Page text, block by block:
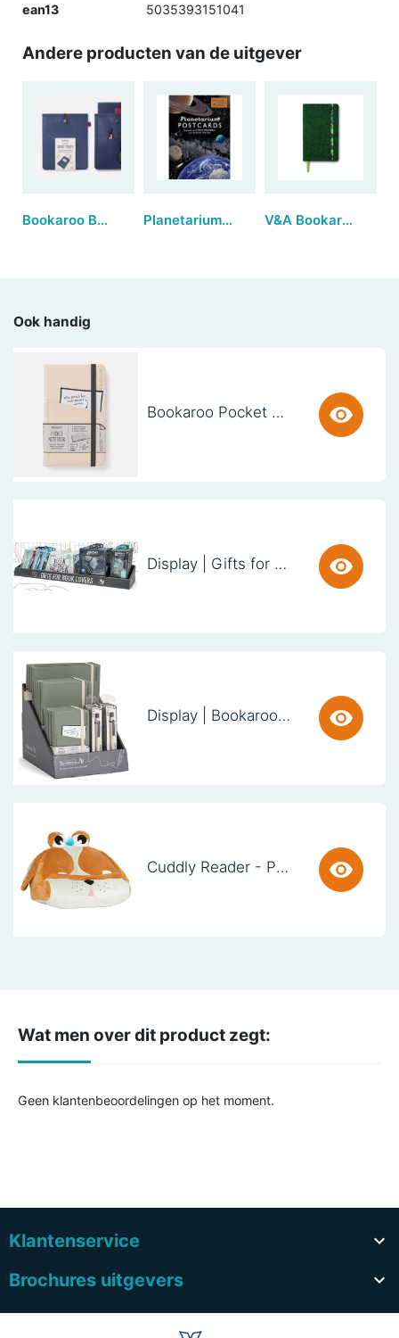
ean13 5035393151041
Andere producten van de uitgever
Bookaroo Books & Stuff Pouch - Navy Planetarium Postcards V&A Bookaroo (A5) JOURNAL - Sundour
Ook handig
Bookaroo Pocket Notebook (A6) - CREAM
Display | Gifts for Book Lovers (60cm)
Display | Bookaroo Notebook & Pen - Fern
Cuddly Reader - Puppy Pete
Wat men over dit product zegt:
Geen klantenbeoordelingen op het moment.
Klantenservice

Brochures uitgevers
